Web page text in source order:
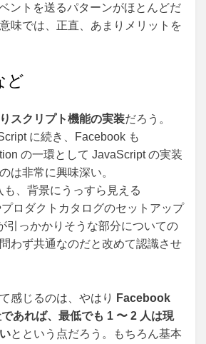
ントを送るパターンがほとんどだ
味では、正直、あまりメリットを
ど
スクリプト機能の実装だろう。
に続き、Facebook も
の一環として JavaScript の実装
は非常に興味深い。
も、背景にうっすら見える
ロダクトカタログのセットアップ
引っかかりそうな部分についての
わず共通なのだと改めて認識させ
感じるのは、やはり
Facebook
あれば、最低でも 1 〜 2 人は現
とという点だろう。もちろん基本